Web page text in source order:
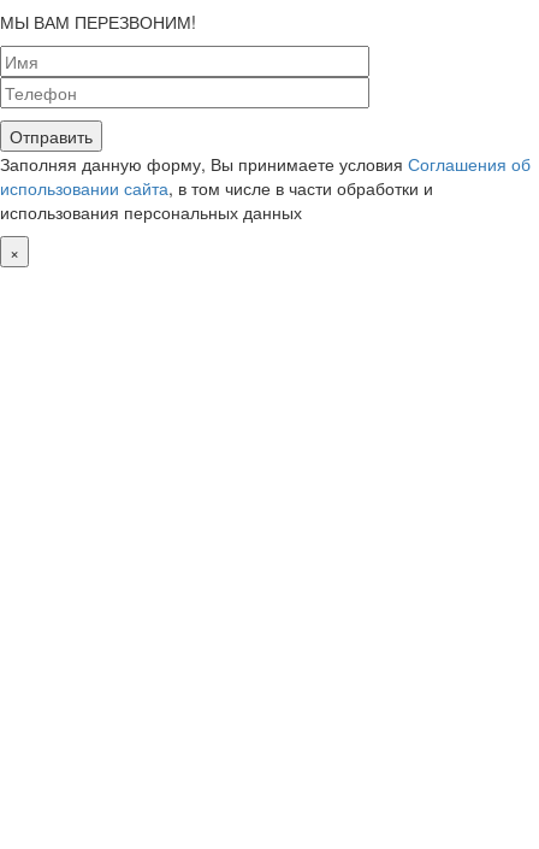
МЫ ВАМ ПЕРЕЗВОНИМ!
Заполняя данную форму, Вы принимаете условия Соглашения об
использовании сайта, в том числе в части обработки и
использования персональных данных
×